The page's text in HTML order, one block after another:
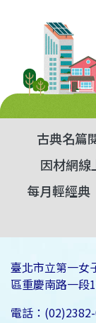
古典名篇
因材網線
每月輕經典
臺北市立第一
區重慶南路一段
電話：